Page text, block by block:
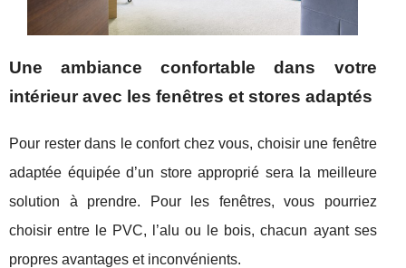
Une ambiance confortable dans votre
intérieur avec les fenêtres et stores adaptés
Pour rester dans le confort chez vous, choisir une fenêtre
adaptée équipée d’un store approprié sera la meilleure
solution à prendre. Pour les fenêtres, vous pourriez
choisir entre le PVC, l’alu ou le bois, chacun ayant ses
propres avantages et inconvénients.